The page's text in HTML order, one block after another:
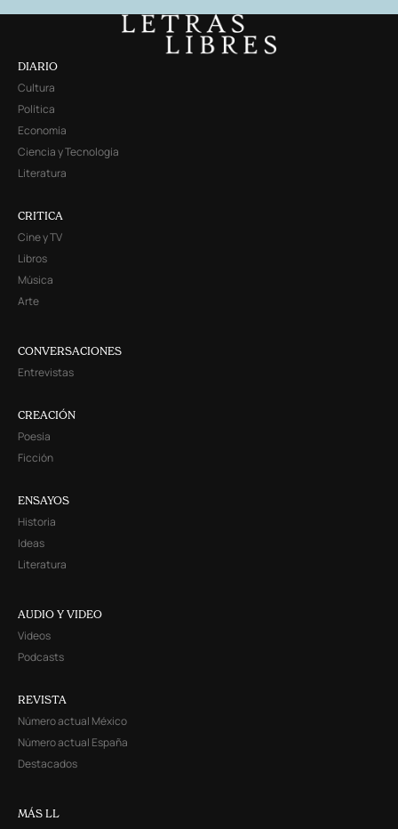
DIARIO
Cultura
Política
Economía
Ciencia y Tecnología
Literatura
CRITICA
Cine y TV
Libros
Música
Arte
CONVERSACIONES
Entrevistas
CREACIÓN
Poesía
Ficción
ENSAYOS
Historia
Ideas
Literatura
AUDIO Y VIDEO
Videos
Podcasts
REVISTA
Número actual México
Número actual España
Destacados
MÁS LL